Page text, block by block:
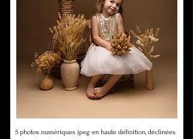
5 photos numériques jpeg en haute définition, déclinées